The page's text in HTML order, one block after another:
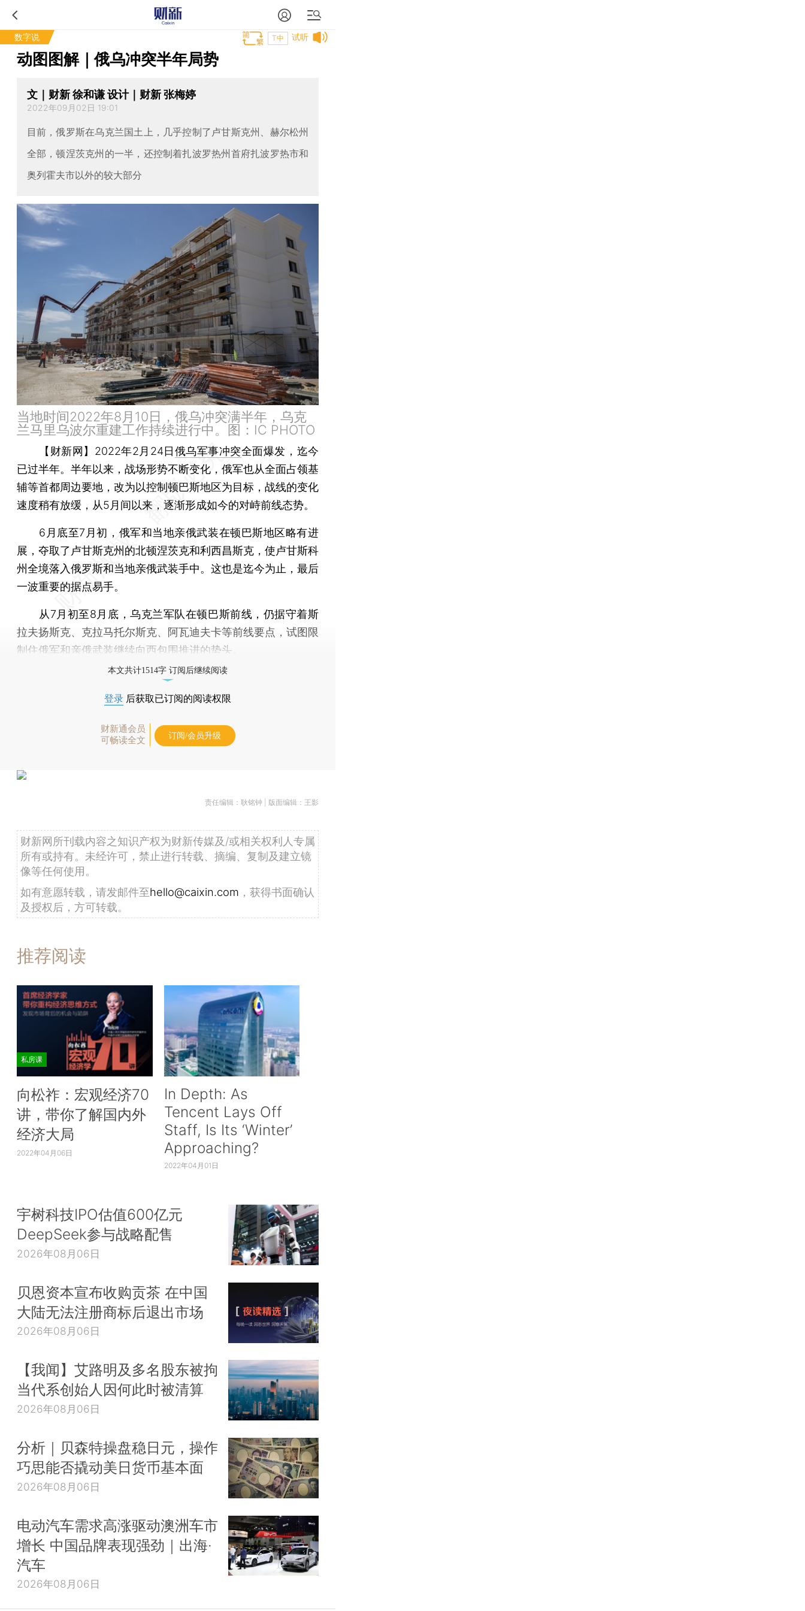
数字说 试听
T中
动图图解｜俄乌冲突半年局势
文｜财新 徐和谦 设计｜财新 张梅婷
2022年09月02日 19:01
目前，俄罗斯在乌克兰国土上，几乎控制了卢甘斯克州、赫尔松州
全部，顿涅茨克州的一半，还控制着扎波罗热州首府扎波罗热市和
奥列霍夫市以外的较大部分
当地时间2022年8月10日，俄乌冲突满半年，乌克
兰马里乌波尔重建工作持续进行中。图：IC PHOTO
【财新网】 2022年2月24日俄乌军事冲突全面爆发，迄今
已过半年。半年以来，战场形势不断变化，俄军也从全面占领基
辅等首都周边要地，改为以控制顿巴斯地区为目标，战线的变化
速度稍有放缓，从5月间以来，逐渐形成如今的对峙前线态势。
6月底至7月初，俄军和当地亲俄武装在顿巴斯地区略有进
展，夺取了卢甘斯克州的北顿涅茨克和利西昌斯克，使卢甘斯科
州全境落入俄罗斯和当地亲俄武装手中。这也是迄今为止，最后
一波重要的据点易手。
从7月初至8月底，乌克兰军队在顿巴斯前线，仍据守着斯
拉夫扬斯克、克拉马托尔斯克、阿瓦迪夫卡等前线要点，试图限
制住俄军和亲俄武装继续向西包围推进的势头。
本文共计1514字 订阅后继续阅读
登录 后获取已订阅的阅读权限
财新通会员
可畅读全文
订阅/会员升级
责任编辑：耿铭钟 | 版面编辑：王影
财新网所刊载内容之知识产权为财新传媒及/或相关权利人专属
所有或持有。未经许可，禁止进行转载、摘编、复制及建立镜
像等任何使用。
如有意愿转载，请发邮件至hello@caixin.com ，获得书面确认
及授权后，方可转载。
推荐阅读
私房课
向松祚：宏观经济70
讲，带你了解国内外
经济大局
2022年04月06日
In Depth: As
Tencent Lays Off
Staff, Is Its ‘Winter’
Approaching?
2022年04月01日
宇树科技IPO估值600亿元
DeepSeek参与战略配售
2026年08月06日
贝恩资本宣布收购贡茶 在中国
大陆无法注册商标后退出市场
2026年08月06日
【我闻】艾路明及多名股东被拘
当代系创始人因何此时被清算
2026年08月06日
分析｜贝森特操盘稳日元，操作
巧思能否撬动美日货币基本面
2026年08月06日
电动汽车需求高涨驱动澳洲车市
增长 中国品牌表现强劲｜出海·
汽车
2026年08月06日